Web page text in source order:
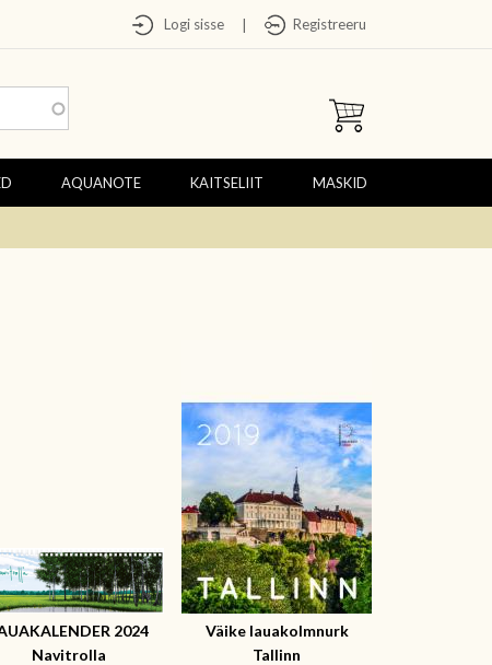
Logi sisse Registreeru
AQUANOTE KAITSELIIT MASKID
2024
Navitrolla
Väike lauakolmnurk
Tallinn